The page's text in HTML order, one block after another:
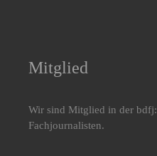
Mitglied
Wir sind Mitglied in der
Fachjournalisten.